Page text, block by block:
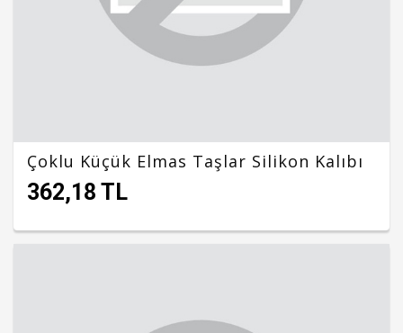
Çoklu Küçük Elmas Taşlar Silikon Kalıbı
362,18 TL